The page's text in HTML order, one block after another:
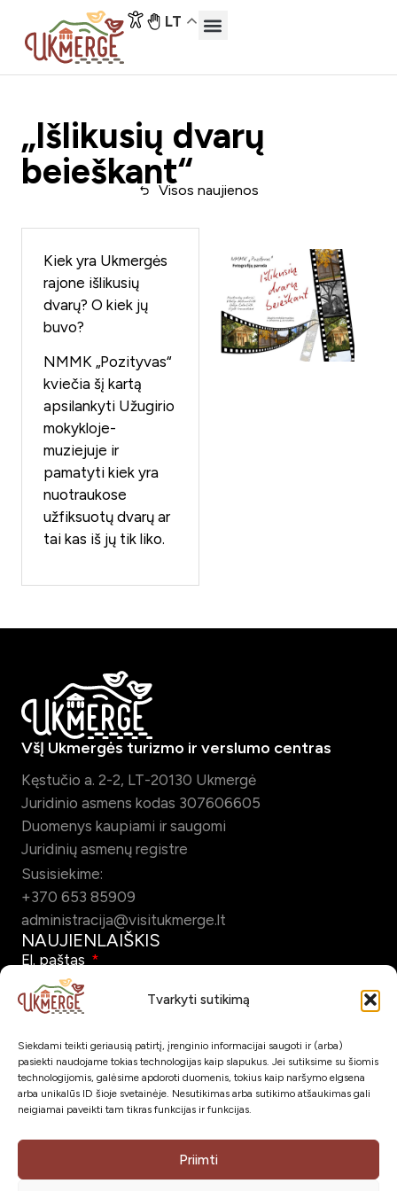
Tvarkyti sutikimą
Siekdami teikti geriausią patirtį, įrenginio informacijai saugoti ir (arba)
pasiekti naudojame tokias technologijas kaip slapukus. Jei sutiksime su šiomis
technologijomis, galėsime apdoroti duomenis, tokius kaip naršymo elgsena
arba unikalūs ID šioje svetainėje. Nesutikimas arba sutikimo atšaukimas gali
neigiamai paveikti tam tikras funkcijas ir funkcijas.
Priimti
LT
„Išlikusių dvarų
beieškant“Visos naujienos
Kiek yra Ukmergės
rajone išlikusių
dvarų? O kiek jų
buvo?
NMMK „Pozityvas“
kviečia šį kartą
apsilankyti Užugirio
mokykloje-
muziejuje ir
pamatyti kiek yra
nuotraukose
užfiksuotų dvarų ar
tai kas iš jų tik liko.
VšĮ Ukmergės turizmo ir verslumo centras
Kęstučio a. 2-2, LT-20130 Ukmergė
Juridinio asmens kodas 307606605
Duomenys kaupiami ir saugomi
Juridinių asmenų registre
Susisiekime:
+370 653 85909
administracija@visitukmerge.lt
NAUJIENLAIŠKIS
El. paštas
Pažymėdamas šį laukelį patvirtinu, kad sutinku gauti Ukmergės
turizmo naujienlaiškį el. paštu.
Prenumeruoti
SOC. TINKLAI